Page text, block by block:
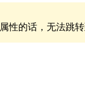
属性的话，无法跳